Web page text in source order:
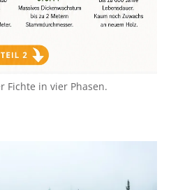
Fichte in vier Phasen.